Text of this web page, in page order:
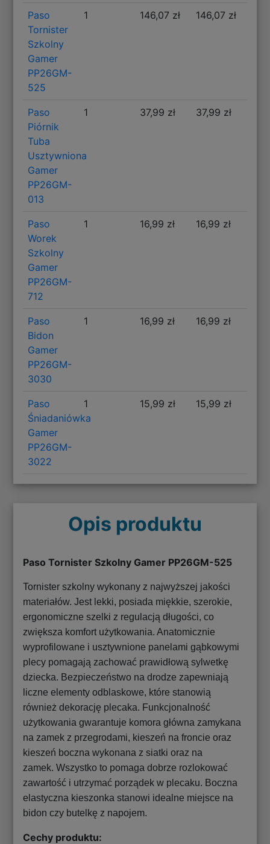
Paso
Tornister
Szkolny
Gamer
PP26GM-
525
1 146,07 zł 146,07 zł
Paso
Piórnik
Tuba
Usztywniona
Gamer
PP26GM-
013
1 37,99 zł 37,99 zł
Paso
Worek
Szkolny
Gamer
PP26GM-
712
1 16,99 zł 16,99 zł
Paso
Bidon
Gamer
PP26GM-
3030
1 16,99 zł 16,99 zł
Paso
Śniadaniówka
Gamer
PP26GM-
3022
1 15,99 zł 15,99 zł
Opis produktu
Paso Tornister Szkolny Gamer PP26GM-525
Tornister szkolny wykonany z najwyższej jakości
materiałów. Jest lekki, posiada miękkie, szerokie,
ergonomiczne szelki z regulacją długości, co
zwiększa komfort użytkowania. Anatomicznie
wyprofilowane i usztywnione panelami gąbkowymi
plecy pomagają zachować prawidłową sylwetkę
dziecka. Bezpieczeństwo na drodze zapewniają
liczne elementy odblaskowe, które stanowią
również dekorację plecaka. Funkcjonalność
użytkowania gwarantuje komora główna zamykana
na zamek z przegrodami, kieszeń na froncie oraz
kieszeń boczna wykonana z siatki oraz na
zamek. Wszystko to pomaga dobrze rozlokować
zawartość i utrzymać porządek w plecaku. Boczna
elastyczna kieszonka stanowi idealne miejsce na
bidon czy butelkę z napojem.
Cechy produktu: